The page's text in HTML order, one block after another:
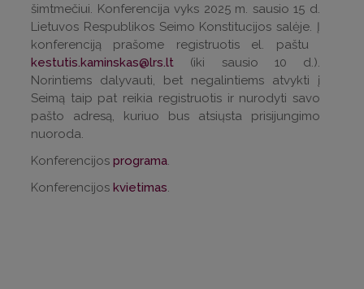
šimtmečiui. Konferencija vyks 2025 m. sausio 15 d.
Lietuvos Respublikos Seimo Konstitucijos salėje. Į
konferenciją prašome registruotis el. paštu
kestutis.kaminskas@lrs.lt (iki sausio 10 d.).
Norintiems dalyvauti, bet negalintiems atvykti į
Seimą taip pat reikia registruotis ir nurodyti savo
pašto adresą, kuriuo bus atsiųsta prisijungimo
nuoroda.
Konferencijos programa.
Konferencijos kvietimas.